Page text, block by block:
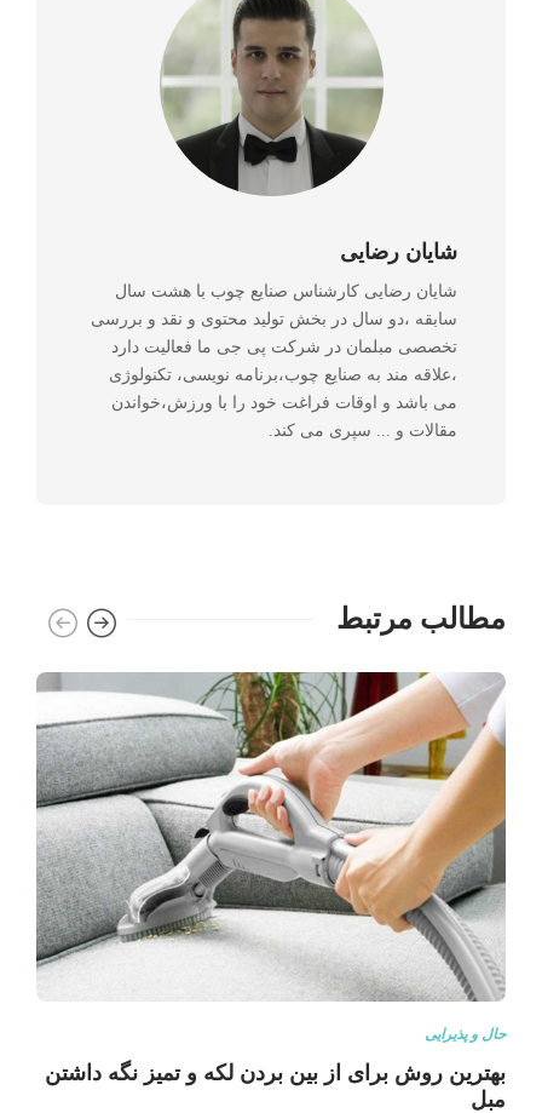
شایان رضایی
شایان رضایی کارشناس صنایع چوب با هشت سال
سابقه ،دو سال در بخش تولید محتوی و نقد و بررسی
تخصصی مبلمان در شرکت پی جی ما فعالیت دارد
،علاقه مند به صنایع چوب،برنامه نویسی، تکنولوژی
می باشد و اوقات فراغت خود را با ورزش،خواندن
مقالات و ... سپری می کند.
مطالب مرتبط
حال و پذیرایی
بهترین روش برای از بین بردن لکه و تمیز نگه داشتن
مبل